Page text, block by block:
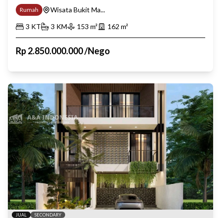
Rumah
Wisata Bukit Ma...
3 KT 3 KM 153 m² 162 m²
Rp2.850.000.000/Nego
JUAL SECONDARY